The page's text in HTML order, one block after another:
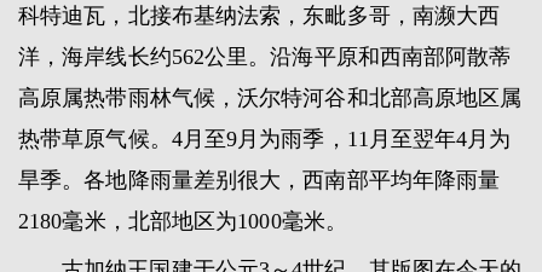
科特迪瓦，北接布基纳法索，东毗多哥，南濒大西
洋，海岸线长约562公里。沿海平原和西南部阿散蒂
高原属热带雨林气候，沃尔特河谷和北部高原地区属
热带草原气候。4月至9月为雨季，11月至翌年4月为
旱季。各地降雨量差别很大，西南部平均年降雨量
2180毫米，北部地区为1000毫米。